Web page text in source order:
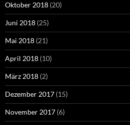
Oktober 2018 (20)
Juni 2018 (25)
Mai 2018 (21)
April 2018 (10)
März 2018 (2)
Dezember 2017 (15)
November 2017 (6)